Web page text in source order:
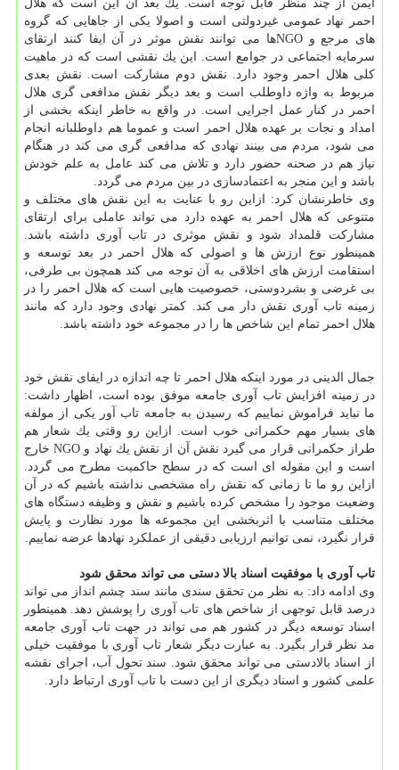
ایمن از چند منظر قابل توجه است. یك بعد آن این است كه هلال
احمر نهاد عمومی غیردولتی است و اصولا یكی از جاهایی كه گروه
های مرجع و NGOها می توانند نقش موثر در آن ایفا كنند ارتقای
سرمایه اجتماعی در جوامع است. این یك نقشی است كه در ماهیت
كلی هلال احمر وجود دارد. نقش دوم مشاركت است. نقش بعدی
مربوط به واژه داوطلب است و بعد دیگر نقش مدافعی گری هلال
احمر در كنار عمل اجرایی است. در واقع به خاطر اینكه بخشی از
امداد و نجات بر عهده هلال احمر است و عموما هم داوطلبانه انجام
می شود، مردم می بینند نهادی كه مدافعی گری می كند در هنگام
نیاز هم در صحنه حضور دارد و تلاش می كند عامل به علم خودش
باشد و این منجر به اعتمادسازی در بین مردم می گردد.
وی خاطرنشان كرد: ازاین رو با عنایت به این نقش های مختلف و
متنوعی كه هلال احمر به عهده دارد می تواند عاملی برای ارتقای
مشاركت قلمداد شود و نقش موثری در تاب آوری داشته باشد.
همینطور نوع ارزش ها و اصولی كه هلال احمر در بعد توسعه و
استقامت ارزش های اخلاقی به آن توجه می كند همچون بی طرفی،
بی غرضی و بشردوستی، خصوصیت هایی است كه هلال احمر را در
زمینه تاب آوری نقش دار می كند. كمتر نهادی وجود دارد كه مانند
هلال احمر تمام این شاخص ها را در مجموعه خود داشته باشد.
جمال الدینی در مورد اینكه هلال احمر تا چه اندازه در ایفای نقش خود
در زمینه افزایش تاب آوری جامعه موفق بوده است، اظهار داشت:
ما نباید فراموش نماییم كه رسیدن به جامعه تاب آور یكی از مولفه
های بسیار مهم حكمرانی خوب است. ازاین رو وقتی یك شعار هم
طراز حكمرانی قرار می گیرد نقش آن از نقش یك نهاد و NGO خارج
است و این مقوله ای است كه در سطح حاكمیت مطرح می گردد.
ازاین رو ما تا زمانی كه نقش راه مشخصی نداشته باشیم كه در آن
وضعیت موجود را مشخص كرده باشیم و نقش و وظیفه دستگاه های
مختلف متناسب با اثربخشی این مجموعه ها مورد نظارت و پایش
قرار نگیرد، نمی توانیم ارزیابی دقیقی از عملكرد نهادها عرضه نماییم.
تاب آوری با موفقیت اسناد بالا دستی می تواند محقق شود
وی ادامه داد: به نظر من تحقق سندی مانند سند چشم انداز می تواند
درصد قابل توجهی از شاخص های تاب آوری را پوشش دهد. همینطور
اسناد توسعه دیگر در كشور هم می تواند در جهت تاب آوری جامعه
مد نظر قرار بگیرد. به عبارت دیگر شعار تاب آوری با موفقیت خیلی
از اسناد بالادستی می تواند محقق شود. سند تحول آب، اجرای نقشه
علمی كشور و اسناد دیگری از این دست با تاب آوری ارتباط دارد.